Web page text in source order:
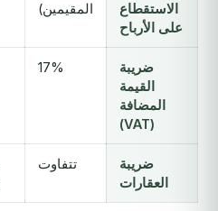
الاستقطاع
على الأرباح
المقيمين)
ضريبة
القيمة
المضافة
(VAT)
17%
ضريبة
العقارات
تتفاوت